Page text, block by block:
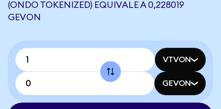
(ONDO TOKENIZED) EQUIVALE A 0,228019
GEVON
VTVON
GEVON